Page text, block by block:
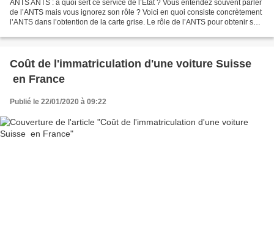
ANTS ANTS : à quoi sert ce service de l’État ? Vous entendez souvent parler
de l’ANTS mais vous ignorez son rôle ? Voici en quoi consiste concrètement
l’ANTS dans l’obtention de la carte grise. Le rôle de l’ANTS pour obtenir sa
Coût de l'immatriculation d'une voiture Suisse
en France
Publié le 22/01/2020 à 09:22